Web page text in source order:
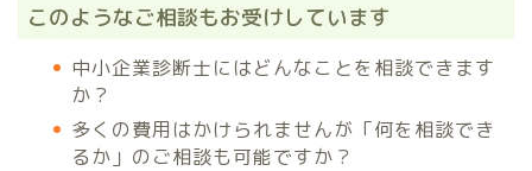
このようなご相談もお受けしています
中小企業診断士にはどんなことを相談できます
か？
多くの費用はかけられませんが「何を相談でき
るか」のご相談も可能ですか？